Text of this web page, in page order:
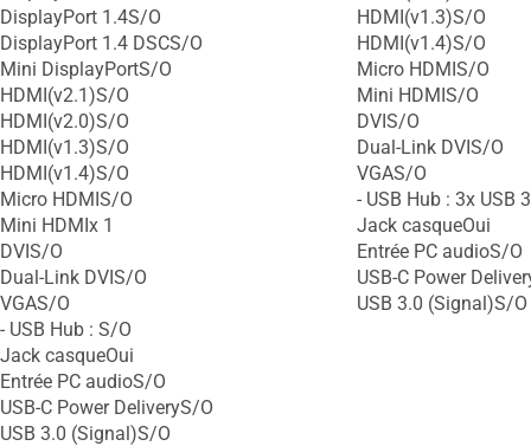
DisplayPort 1.4S/O
DisplayPort 1.4 DSCS/O
Mini DisplayPortS/O
HDMI(v2.1)S/O
HDMI(v2.0)S/O
HDMI(v1.3)S/O
HDMI(v1.4)S/O
Micro HDMIS/O
Mini HDMIx 1
DVIS/O
Dual-Link DVIS/O
VGAS/O
- USB Hub : S/O
Jack casqueOui
Entrée PC audioS/O
USB-C Power DeliveryS/O
USB 3.0 (Signal)S/O
HDMI(v1.3)S/O
HDMI(v1.4)S/O
Micro HDMIS/O
Mini HDMIS/O
DVIS/O
Dual-Link DVIS/O
VGAS/O
- USB Hub : 3x USB
Jack casqueOui
Entrée PC audioS/O
USB-C Power
USB 3.0 (Signal)S/O